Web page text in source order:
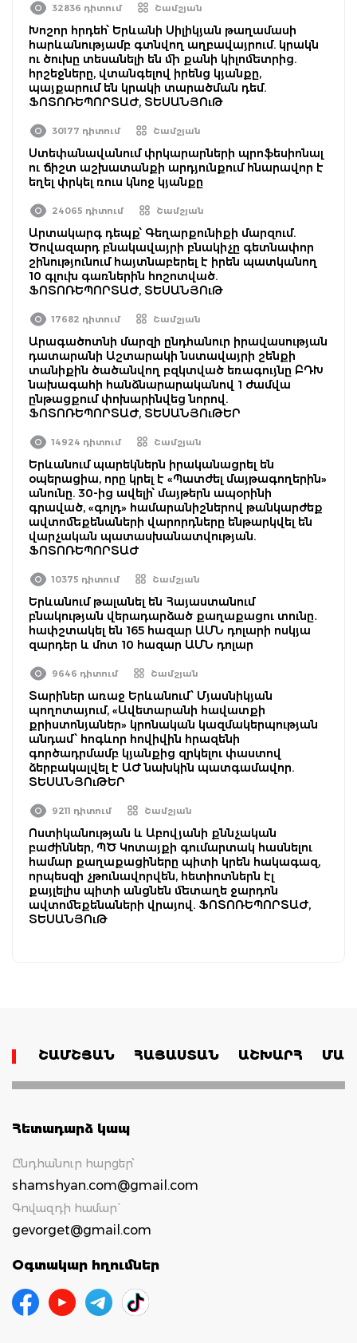
32836 դիտում Շամշյան
Խոշոր հրդեհ՝ Երևանի Սիլիկյան թաղամասի
հարևանությամբ գտնվող աղբավայրում. կրակն
ու ծուխը տեսանելի են մի քանի կիլոմետրից.
հրշեջները, վտանգելով իրենց կյանքը,
պայքարում են կրակի տարածման դեմ.
ՖՈՏՈՌԵՊՈՐՏԱԺ, ՏԵՍԱՆՅՈւԹ
30177 դիտում Շամշյան
Ստեփանավանում փրկարարների պրոֆեսիոնալ
ու ճիշտ աշխատանքի արդյունքում հնարավոր է
եղել փրկել ռուս կնոջ կյանքը
24065 դիտում Շամշյան
Արտակարգ դեպք՝ Գեղարքունիքի մարզում.
Ծովազարդ բնակավայրի բնակիչը գետնափոր
շինությունում հայտնաբերել է իրեն պատկանող
10 գլուխ գառներին հոշոտված.
ՖՈՏՈՌԵՊՈՐՏԱԺ, ՏԵՍԱՆՅՈւԹ
17682 դիտում Շամշյան
Արագածոտնի մարզի ընդհանուր իրավասության
դատարանի Աշտարակի նստավայրի շենքի
տանիքին ծածանվող բզկտված եռագույնը ԲԴԽ
նախագահի հանձնարարականով 1 ժամվա
ընթացքում փոխարինվեց նորով.
ՖՈՏՈՌԵՊՈՐՏԱԺ, ՏԵՍԱՆՅՈւԹԵՐ
14924 դիտում Շամշյան
Երևանում պարեկներն իրականացրել են
օպերացիա, որը կրել է «Պատժել մայթագողերին»
անունը. 30-ից ավելի՝ մայթերն ապօրինի
գրաված, «գոլդ» համարանիշներով թանկարժեք
ավտոմեքենաների վարորդները ենթարկվել են
վարչական պատասխանատվության.
ՖՈՏՈՌԵՊՈՐՏԱԺ
10375 դիտում Շամշյան
Երևանում թալանել են Հայաստանում
բնակության վերադարձած քաղաքացու տունը․
հափշտակել են 165 հազար ԱՄՆ դոլարի ոսկյա
զարդեր և մոտ 10 հազար ԱՄՆ դոլար
9646 դիտում Շամշյան
Տարիներ առաջ Երևանում՝ Մյասնիկյան
պողոտայում, «Ավետարանի հավատքի
քրիստոնյաներ» կրոնական կազմակերպության
անդամ՝ հոգևոր հովիվին հրազենի
գործադրմամբ կյանքից զրկելու փաստով
ձերբակալվել է ԱԺ նախկին պատգամավոր.
ՏԵՍԱՆՅՈւԹԵՐ
9211 դիտում Շամշյան
Ոստիկանության և Աբովյանի քննչական
բաժիններ, ՊԾ Կոտայքի գումարտակ հասնելու
համար քաղաքացիները պիտի կրեն հակագազ,
որպեսզի չթունավորվեն, հետիոտներն էլ
քայլելիս պիտի անցնեն մետաղե ջարդոն
ավտոմեքենաների վրայով. ՖՈՏՈՌԵՊՈՐՏԱԺ,
ՏԵՍԱՆՅՈւԹ
ՇԱՄՇՅԱՆ ՀԱՅԱՍՏԱՆ ԱՇԽԱՐՀ
Հետադարձ կապ
Ընդհանուր հարցեր՝
shamshyan.com@gmail.com
Գովազդի համար`
gevorget@gmail.com
Օգտակար հղումներ